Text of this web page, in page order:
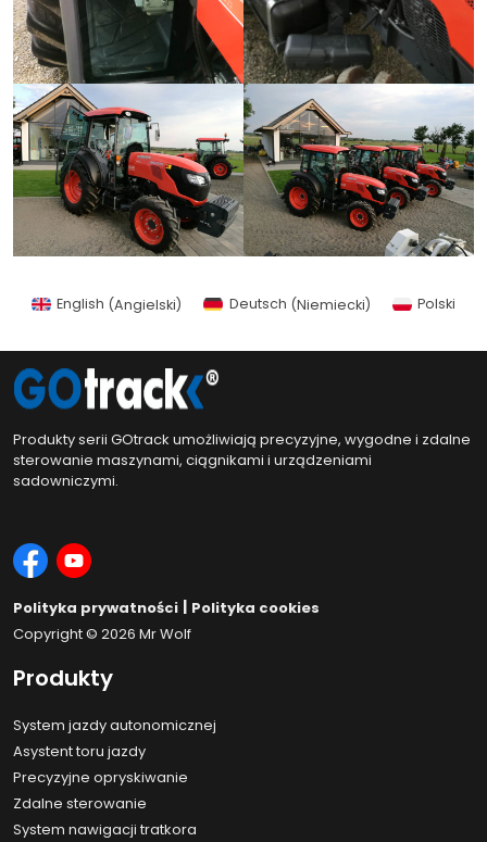
English (Angielski) Deutsch (Niemiecki) Polski
Produkty serii GOtrack umożliwiają precyzyjne, wygodne i zdalne
sterowanie maszynami, ciągnikami i urządzeniami
sadowniczymi.
Polityka prywatności | Polityka cookies
Copyright © 2026 Mr Wolf
Produkty
System jazdy autonomicznej
Asystent toru jazdy
Precyzyjne opryskiwanie
Zdalne sterowanie
System nawigacji tratkora